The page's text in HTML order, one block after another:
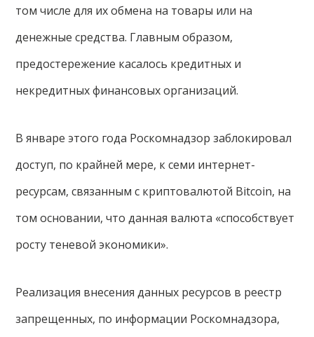
том числе для их обмена на товары или на
денежные средства. Главным образом,
предостережение касалось кредитных и
некредитных финансовых организаций.
В январе этого года Роскомнадзор заблокировал
доступ, по крайней мере, к семи интернет-
ресурсам, связанным с криптовалютой Bitcoin, на
том основании, что данная валюта «способствует
росту теневой экономики».
Реализация внесения данных ресурсов в реестр
запрещенных, по информации Роскомнадзора,